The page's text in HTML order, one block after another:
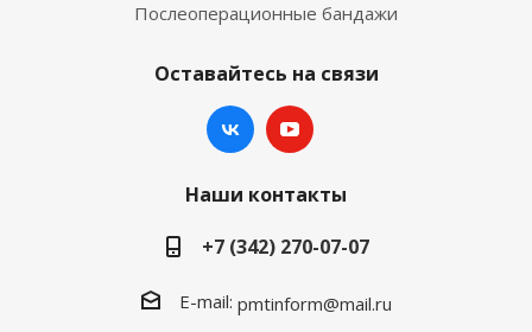
Послеоперационные бандажи
Оставайтесь на связи
Наши контакты
+7 (342) 270-07-07
E-mail: pmtinform@mail.ru